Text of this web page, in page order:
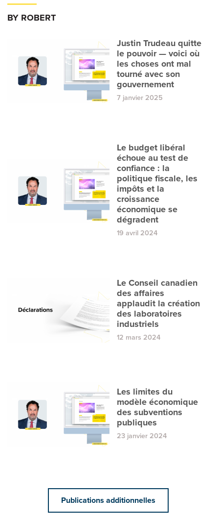
BY ROBERT
Justin Trudeau quitte
le pouvoir — voici où
les choses ont mal
tourné avec son
gouvernement
7 janvier 2025
Le budget libéral
échoue au test de
confiance : la
politique fiscale, les
impôts et la
croissance
économique se
dégradent
19 avril 2024
Le Conseil canadien
des affaires
applaudit la création
des laboratoires
industriels
12 mars 2024
Les limites du
modèle économique
des subventions
publiques
23 janvier 2024
Publications additionnelles